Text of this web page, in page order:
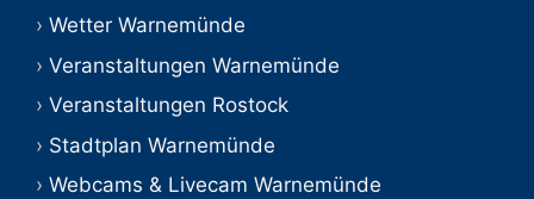
Wetter Warnemünde
Veranstaltungen Warnemünde
Veranstaltungen Rostock
Stadtplan Warnemünde
Webcams & Livecam Warnemünde